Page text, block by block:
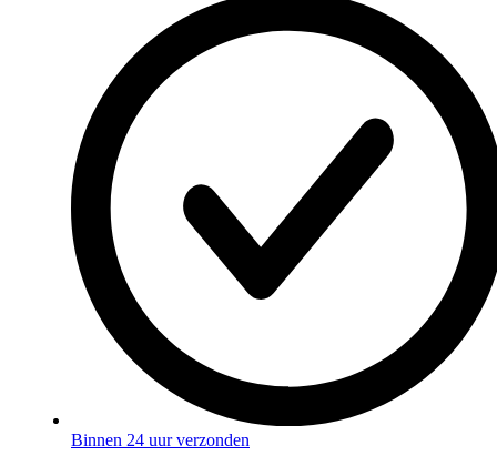
Binnen 24 uur verzonden